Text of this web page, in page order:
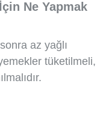
Ne Yapmak
az yağlı
tüketilmeli,